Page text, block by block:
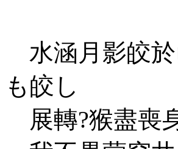
水涵月影
も皎し
展轉?猴盡